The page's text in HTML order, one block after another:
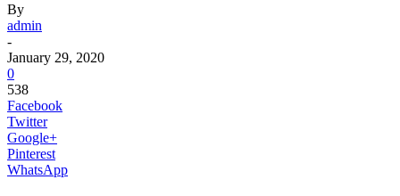
By
admin
-
January 29, 2020
0
538
Facebook
Twitter
Google+
Pinterest
WhatsApp